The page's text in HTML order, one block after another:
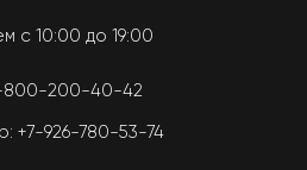
с 10:00 до 19:00
200-40-42
+7-926-780-53-74